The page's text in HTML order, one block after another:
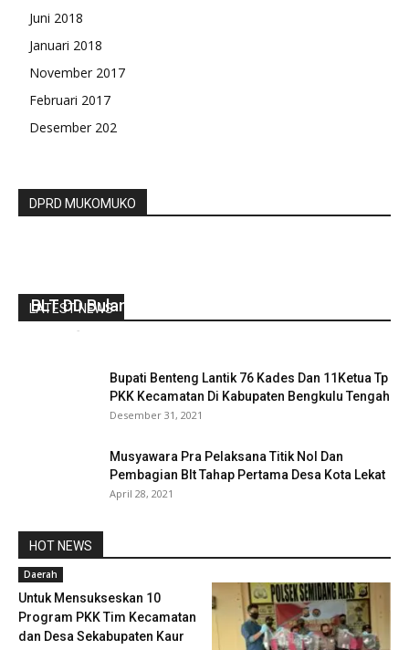
Juni 2018
Januari 2018
November 2017
Februari 2017
Desember 202
DPRD MUKOMUKO
LATEST NEWS
BLT DD Bulan Ke Enam
-
Bupati Benteng Lantik 76 Kades Dan 11Ketua Tp
PKK Kecamatan Di Kabupaten Bengkulu Tengah
Desember 31, 2021
Musyawara Pra Pelaksana Titik Nol Dan
Pembagian Blt Tahap Pertama Desa Kota Lekat
April 28, 2021
HOT NEWS
Daerah
Untuk Mensukseskan 10
Program PKK Tim Kecamatan
dan Desa Sekabupaten Kaur